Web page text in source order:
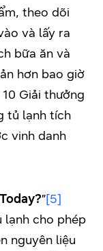
theo dõi
và lấy ra
bữa ăn và
hơn bao giờ
Giải thưởng
tủ lạnh tích
vinh danh
”[5]
cho phép
nguyên liệu